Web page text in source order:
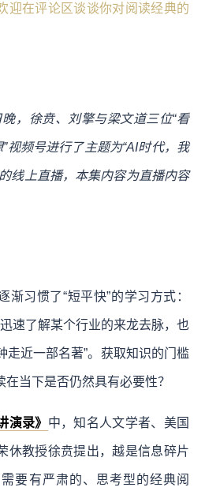
迎在评论区谈谈你对阅读经典的
，徐贲、刘擎与梁文道三位“看
视频号进行了主题为“AI时代，我
线上直播，本集内容为直播内容
习惯了“短平快”的学习方式：
速了解某个行业的来龙去脉，也
走近一部名著”。获取知识的门槛
当下是否仍然具有必要性？
演录》 中，知名人文学者、美国
休教授徐贲提出，越是信息碎片
要有严肃的、思考型的经典阅